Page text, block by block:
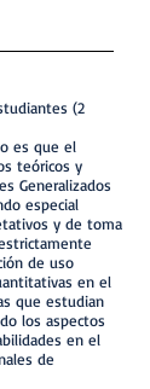
(2
es que el
teóricos y
Generalizados
especial
y de toma
de uso
en el
que estudian
los aspectos
en el
de